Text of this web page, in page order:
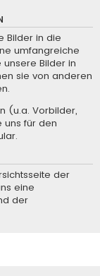
Bilder in die
umfangreiche
Bilder in
sie von anderen
(u.a. Vorbilder,
uns für den
.
der
eine
der